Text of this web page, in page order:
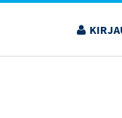
INTELLIGENCE
AND ADAPTING TO AI